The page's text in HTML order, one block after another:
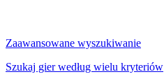
Zaawansowane wyszukiwanie
Szukaj gier według wielu kryteriów